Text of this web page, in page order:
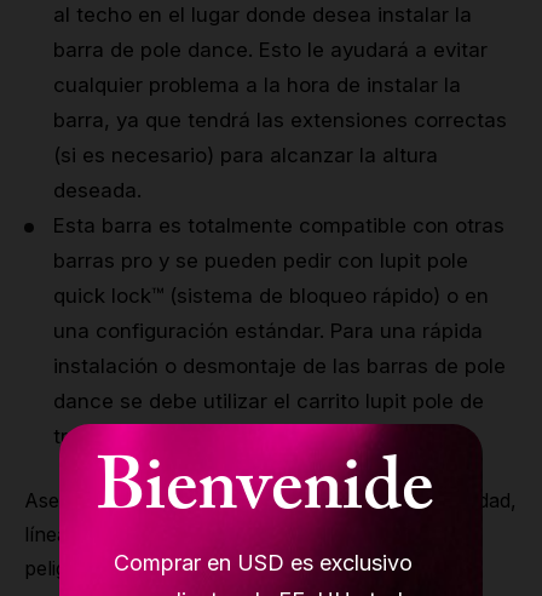
Bienvenide
Comprar en USD es exclusivo
al techo en el lugar donde desea instalar la
barra de pole dance. Esto le ayudará a evitar
cualquier problema a la hora de instalar la
barra, ya que tendrá las extensiones correctas
(si es necesario) para alcanzar la altura
deseada.
Esta barra es totalmente compatible con otras
barras pro y se pueden pedir con lupit pole
quick lock™ (sistema de bloqueo rápido) o en
una configuración estándar. Para una rápida
instalación o desmontaje de las barras de pole
dance se debe utilizar el carrito lupit pole de
transporte.
Asegúrese de que no haya instalaciones (electricidad,
líneas de agua, líneas de gas) u otros obstáculos
peligrosos.